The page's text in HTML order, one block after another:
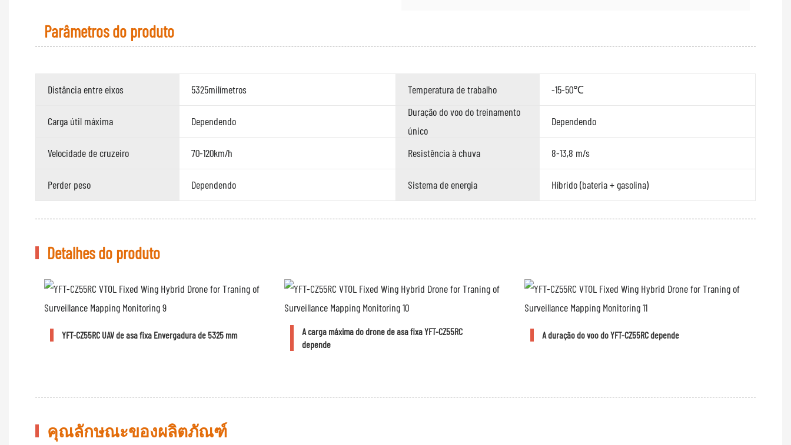
Parâmetros do produto
Distância entre eixos 5325milímetros Temperatura de trabalho -15-50℃
Carga útil máxima Dependendo
Duração do voo do treinamento
único
Dependendo
Velocidade de cruzeiro 70-120km/h Resistência à chuva 8-13,8 m/s
Perder peso Dependendo Sistema de energia Híbrido (bateria + gasolina)
Detalhes do produto
YFT-CZ55RC UAV de asa fixa Envergadura de 5325 mm
A carga máxima do drone de asa fixa YFT-CZ55RC
depende
A duração do voo do YFT-CZ55RC depende
คุณลักษณะของผลิตภัณฑ์